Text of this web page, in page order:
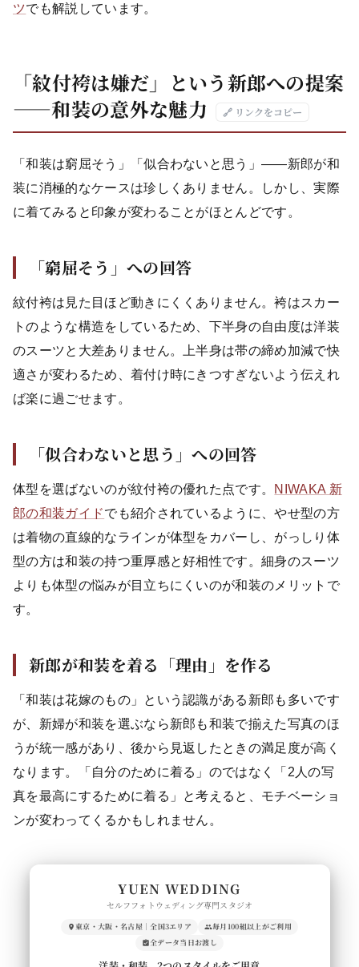
ツでも解説しています。
「紋付袴は嫌だ」という新郎への提案
——和装の意外な魅力
🔗 リンクをコピー
「和装は窮屈そう」「似合わないと思う」——新郎が和
装に消極的なケースは珍しくありません。しかし、実際
に着てみると印象が変わることがほとんどです。
「窮屈そう」への回答
紋付袴は見た目ほど動きにくくありません。袴はスカー
トのような構造をしているため、下半身の自由度は洋装
のスーツと大差ありません。上半身は帯の締め加減で快
適さが変わるため、着付け時にきつすぎないよう伝えれ
ば楽に過ごせます。
「似合わないと思う」への回答
体型を選ばないのが紋付袴の優れた点です。 NIWAKA 新
郎の和装ガイドでも紹介されているように、やせ型の方
は着物の直線的なラインが体型をカバーし、がっしり体
型の方は和装の持つ重厚感と好相性です。細身のスーツ
よりも体型の悩みが目立ちにくいのが和装のメリットで
す。
新郎が和装を着る「理由」を作る
「和装は花嫁のもの」という認識がある新郎も多いです
が、新婦が和装を選ぶなら新郎も和装で揃えた写真のほ
うが統一感があり、後から見返したときの満足度が高く
なります。「自分のために着る」のではなく「2人の写
真を最高にするために着る」と考えると、モチベーショ
ンが変わってくるかもしれません。
YUEN WEDDING
セルフフォトウェディング専門スタジオ
東京・大阪・名古屋｜全国3エリア
毎月100組以上がご利用
全データ当日お渡し